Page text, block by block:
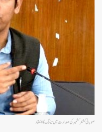
صوبائی کمشنر کشمیر کی صدارت میں میٹنگ کا انعقاد